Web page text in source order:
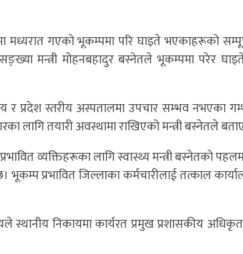
मध्यरात गएको भूकम्पमा परि घाइते भएकाहरूको
मन्त्री मोहनबहादुर बस्नेतले भूकम्पमा परेर
र प्रदेश स्तरीय अस्पतालमा उपचार सम्भव नभएका
लागि तयारी अवस्थामा राखिएको मन्त्री बस्नेतले
व्यक्तिहरूका लागि स्वास्थ्य मन्त्री बस्नेतको
प्रभावित जिल्लाका कर्मचारीलाई तत्काल
स्थानीय निकायमा कार्यरत प्रमुख प्रशासकीय